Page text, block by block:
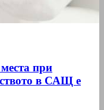
при
в САЩ е